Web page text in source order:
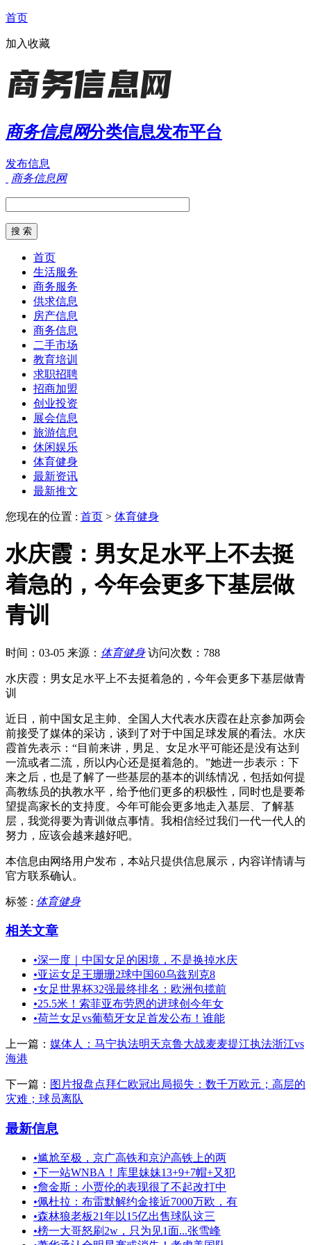
首页
加入收藏
商务信息网分类信息发布平台
发布信息
商务信息网
首页
生活服务
商务服务
供求信息
房产信息
商务信息
二手市场
教育培训
求职招聘
招商加盟
创业投资
展会信息
旅游信息
休闲娱乐
体育健身
最新资讯
最新推文
您现在的位置 : 首页 > 体育健身
水庆霞：男女足水平上不去挺
着急的，今年会更多下基层做
青训
时间：03-05 来源： 体育健身 访问次数：788
水庆霞：男女足水平上不去挺着急的，今年会更多下基层做青
训
近日，前中国女足主帅、全国人大代表水庆霞在赴京参加两会
前接受了媒体的采访，谈到了对于中国足球发展的看法。水庆
霞首先表示：“目前来讲，男足、女足水平可能还是没有达到
一流或者二流，所以内心还是挺着急的。”她进一步表示：下
来之后，也是了解了一些基层的基本的训练情况，包括如何提
高教练员的执教水平，给予他们更多的积极性，同时也是要希
望提高家长的支持度。今年可能会更多地走入基层、了解基
层，我觉得要为青训做点事情。我相信经过我们一代一代人的
努力，应该会越来越好吧。
本信息由网络用户发布， 本站只提供信息展示，内容详情请与
官方联系确认。
标签 : 体育健身
相关文章
•深一度｜中国女足的困境，不是换掉水庆
•亚运女足王珊珊2球中国60乌兹别克8
•女足世界杯32强最终排名：欧洲包揽前
•25.5米！索菲亚布劳恩的进球创今年女
•荷兰女足vs葡萄牙女足首发公布！谁能
上一篇： 媒体人：马宁执法明天京鲁大战麦麦提江执法浙江vs
海港
下一篇： 图片报盘点拜仁欧冠出局损失：数千万欧元；高层的
灾难；球员离队
最新信息
•尴尬至极，京广高铁和京沪高铁上的两
•下一站WNBA！库里妹妹13+9+7帽+又犯
•詹金斯：小贾伦的表现很了不起改打中
•佩杜拉：布雷默解约金接近7000万欧，有
•森林狼老板21年以15亿出售球队这三
•榜一大哥怒刷2w，只为见1面...张雪峰